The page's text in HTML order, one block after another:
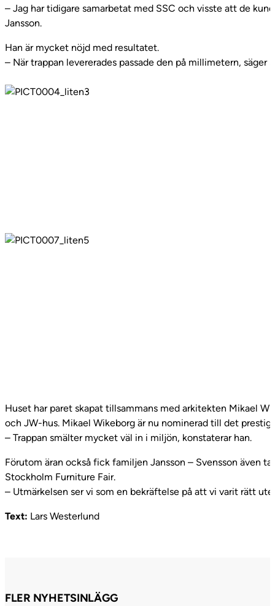
– Jag har tidigare samarbetat med SSC och visste att de
Jansson.
Han är mycket nöjd med resultatet.
– När trappan levererades passade den på millimetern, säger
Huset har paret skapat tillsammans med arkitekten Mikael
och JW-hus. Mikael Wikeborg är nu nominerad till det
– Trappan smälter mycket väl in i miljön, konstaterar han.
Förutom äran också fick familjen Jansson – Svensson även
Stockholm Furniture Fair.
– Utmärkelsen ser vi som en bekräftelse på att vi varit rätt
Text: Lars Westerlund
FLER NYHETSINLÄGG